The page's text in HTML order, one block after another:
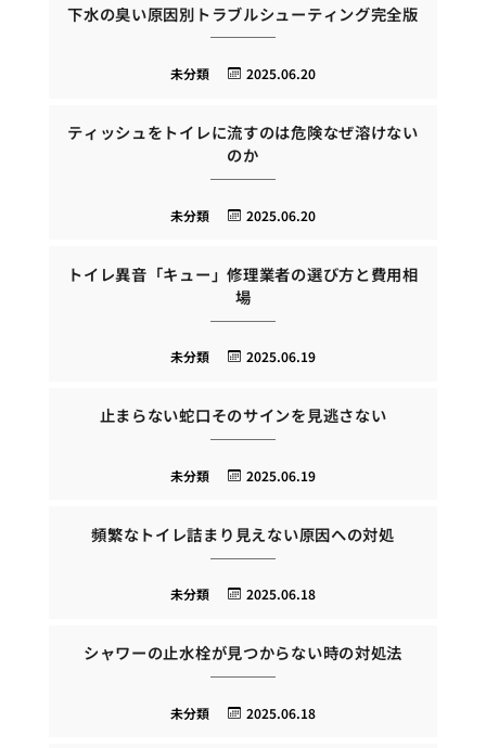
下水の臭い原因別トラブルシューティング完全版
2025.06.20
未分類
ティッシュをトイレに流すのは危険なぜ溶けない
のか
2025.06.20
未分類
トイレ異音「キュー」修理業者の選び方と費用相
場
2025.06.19
未分類
止まらない蛇口そのサインを見逃さない
2025.06.19
未分類
頻繁なトイレ詰まり見えない原因への対処
2025.06.18
未分類
シャワーの止水栓が見つからない時の対処法
2025.06.18
未分類